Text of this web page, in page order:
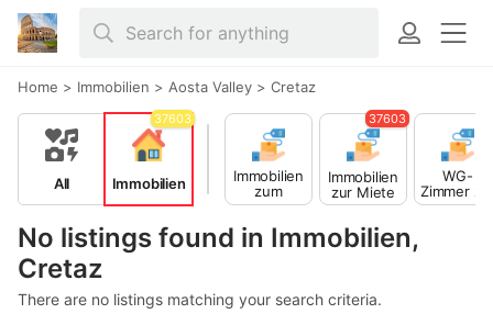
Home > Immobilien > Aosta Valley > Cretaz
No listings found in Immobilien,
Cretaz
There are no listings matching your search criteria.
All Immobilien
37603
Immobilien
zum
Verkauf
Immobilien
zur Miete
37603
WG-
Zimmer
Miete